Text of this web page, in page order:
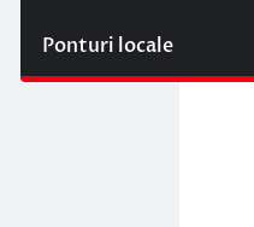
Ponturi locale